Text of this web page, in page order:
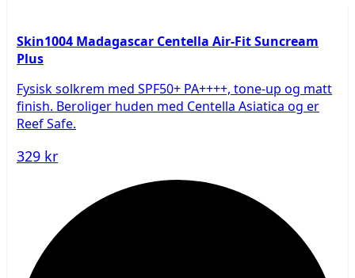
Skin1004 Madagascar Centella Air-Fit Suncream
Plus
Fysisk solkrem med SPF50+ PA++++, tone-up og matt
finish. Beroliger huden med Centella Asiatica og er
Reef Safe.
329 kr